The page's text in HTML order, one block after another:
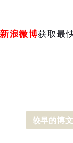
新浪微博获取最
较早的博